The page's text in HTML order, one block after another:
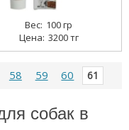
100 гр
3200 тг
58 59 60 61
собак в